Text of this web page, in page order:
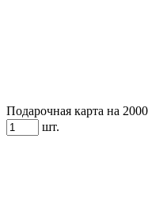
Подарочная карта на
шт.